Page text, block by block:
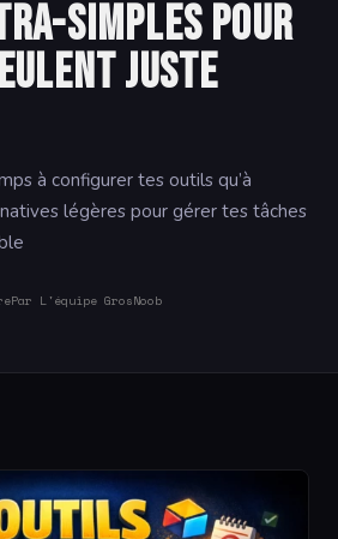
simples pour
juste
à configurer tes outils qu’à
légères pour gérer tes tâches
Par L'équipe GrosNoob